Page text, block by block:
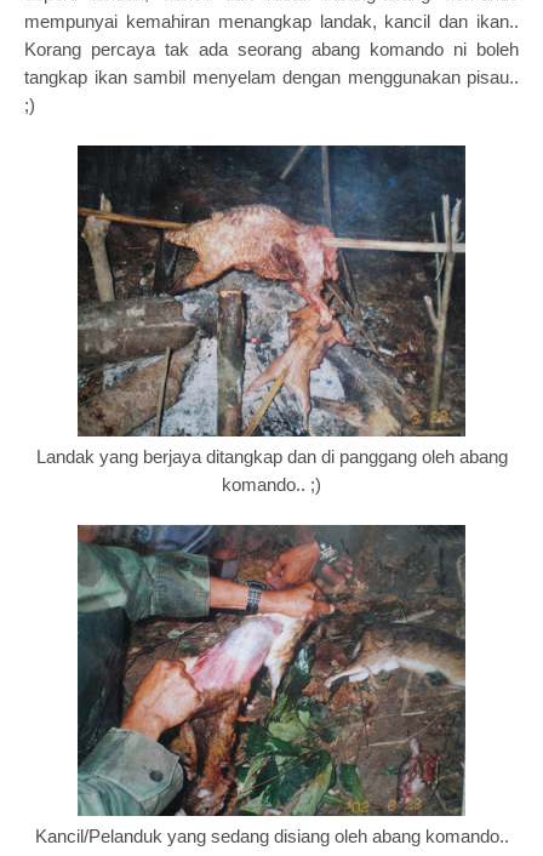
mempunyai kemahiran menangkap landak, kancil dan ikan..
Korang percaya tak ada seorang abang komando ni boleh
tangkap ikan sambil menyelam dengan menggunakan pisau..
;)
Landak yang berjaya ditangkap dan di panggang oleh abang
komando.. ;)
Kancil/Pelanduk yang sedang disiang oleh abang komando..